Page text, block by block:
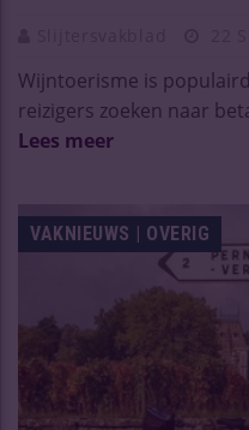
Wijntoerisme is
reizigers zoeken naar
Lees meer
VAKNIEUWS | OVERIG